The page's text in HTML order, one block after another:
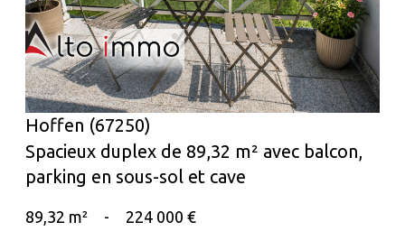
Hoffen (67250)
Spacieux duplex de 89,32 m² avec balcon,
parking en sous-sol et cave
89,32 m² - 224 000 €